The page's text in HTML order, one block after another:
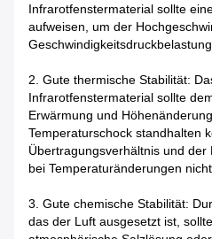
Infrarotfenstermaterial sollte
aufweisen, um der
2. Gute thermische Stabilität:
Infrarotfenstermaterial sollte
Erwärmung und
Temperaturschock standhalten
Übertragungsverhältnis und der
bei Temperaturänderungen
3. Gute chemische Stabilität:
das der Luft ausgesetzt ist,